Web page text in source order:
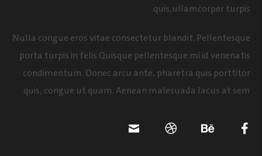
quis,ullamcorper turpis.
Nulla congue eros vitae consectetur blandit. Pellentesque
porta turpis in felis Quisque pellentesque mi id venenatis
condimentum. Donec arcu ante, pharetra quis porttitor
quis, congue ut quam. Aenean malesuada lacus at sem